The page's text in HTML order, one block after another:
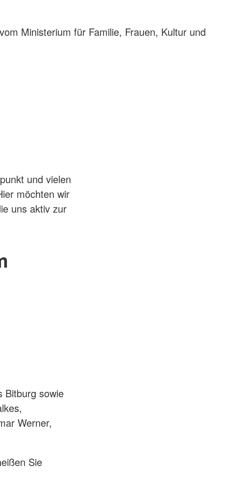
Ministerium für Familie, Frauen, Kultur und
und vielen
möchten wir
uns aktiv zur
Bitburg sowie
Werner,
Sie